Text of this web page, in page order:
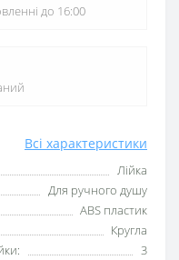
Всі характеристики
Лійка
Для ручного душу
ABS пластик
Кругла
3
до 16:00